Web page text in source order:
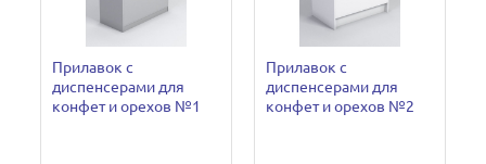
Прилавок c
диспенсерами для
конфет и орехов №1
Прилавок c
диспенсерами для
конфет и орехов №2